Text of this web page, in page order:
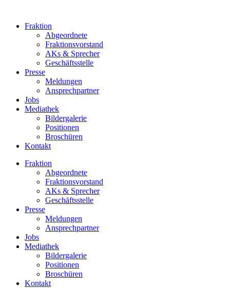
springenFraktion
Abgeordnete
Fraktions­vorstand
AKs & Sprecher
Geschäftsstelle
Presse
Meldungen
Ansprechpartner
Jobs
Mediathek
Bildergalerie
Positionen
Broschüren
Kontakt
Fraktion
Abgeordnete
Fraktions­vorstand
AKs & Sprecher
Geschäftsstelle
Presse
Meldungen
Ansprechpartner
Jobs
Mediathek
Bildergalerie
Positionen
Broschüren
Kontakt